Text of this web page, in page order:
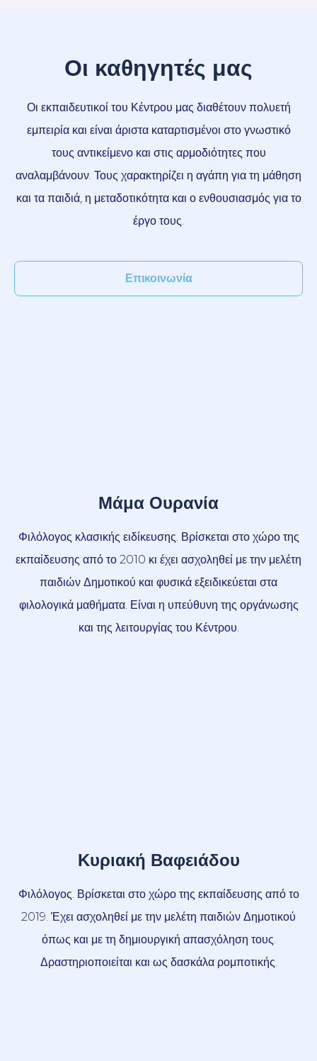
Οι καθηγητές μας
Οι εκπαιδευτικοί του Κέντρου μας διαθέτουν πολυετή
εμπειρία και είναι άριστα καταρτισμένοι στο γνωστικό
τους αντικείμενο και στις αρμοδιότητες που
αναλαμβάνουν. Τους χαρακτηρίζει η αγάπη για τη μάθηση
και τα παιδιά, η μεταδοτικότητα και ο ενθουσιασμός για το
έργο τους.
Επικοινωνία
Μάμα Ουρανία
Φιλόλογος κλασικής ειδίκευσης. Βρίσκεται στο χώρο της
εκπαίδευσης από το 2010 κι έχει ασχοληθεί με την μελέτη
παιδιών Δημοτικού και φυσικά εξειδικεύεται στα
φιλολογικά μαθήματα. Είναι η υπεύθυνη της οργάνωσης
και της λειτουργίας του Κέντρου.
Κυριακή Βαφειάδου
Φιλόλογος. Βρίσκεται στο χώρο της εκπαίδευσης από το
2019. Έχει ασχοληθεί με την μελέτη παιδιών Δημοτικού
όπως και με τη δημιουργική απασχόληση τους.
Δραστηριοποιείται και ως δασκάλα ρομποτικής.